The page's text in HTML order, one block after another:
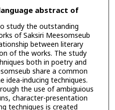
abstract of
study the outstanding
of Saksiri Meesomseub
between literary
of the works. The study
both in poetry and
share a common
idea-inducing techniques.
the use of ambiguious
character-presentation
techniques is created